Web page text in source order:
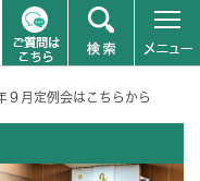
９月定例会はこちらから